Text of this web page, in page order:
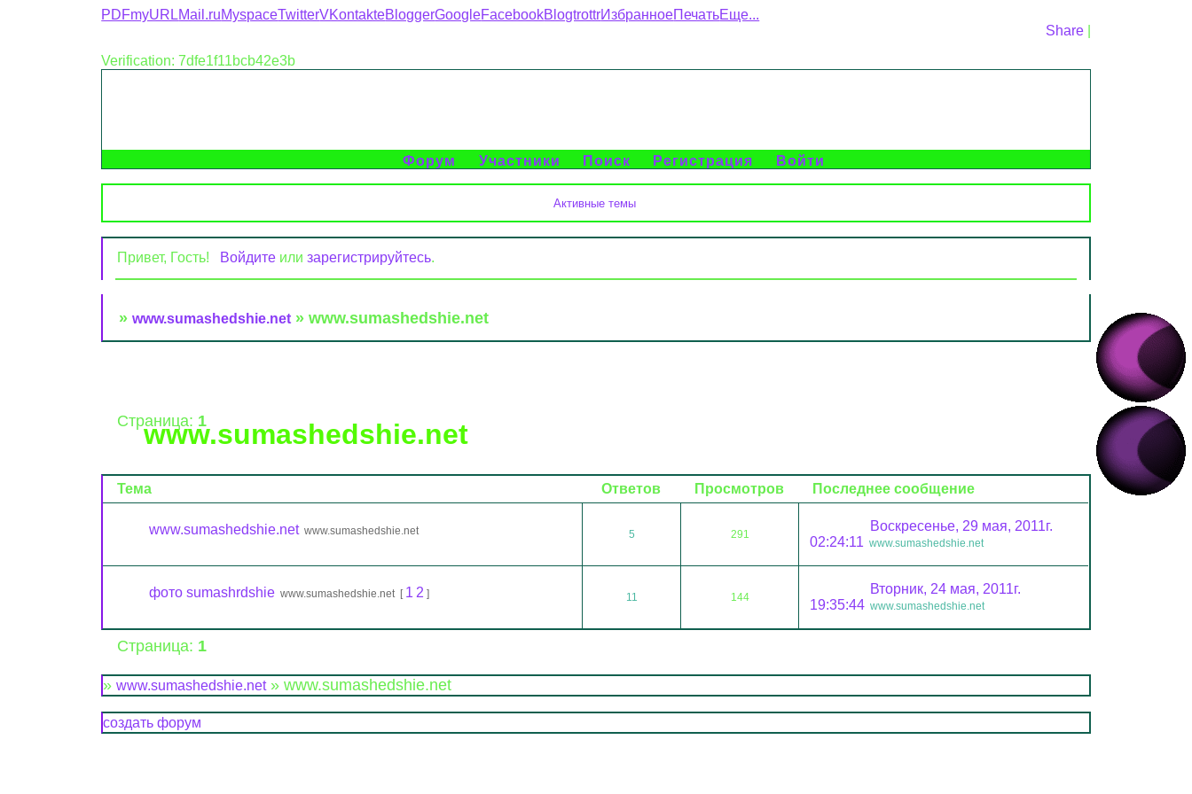
PDFmyURLMail.ruMyspaceTwitterVKontakteBloggerGoogleFacebookBlogtrottrИзбранноеПечатьЕще...
Share
Verification: 7dfe1f11bcb42e3b
Форум Участники Поиск Регистрация Войти
Активные темы
Привет, Гость! Войдите илизарегистрируйтесь.
» www.sumashedshie.net » www.sumashedshie.net
www.sumashedshie.net
Страница: 1
Тема Ответов Просмотров Последнее сообщение
www.sumashedshie.net www.sumashedshie.net 5 291
Воскресенье, 29 мая, 2011г.
02:24:11 www.sumashedshie.net
фото sumashrdshie www.sumashedshie.net [ 12 ] 11 144
Вторник, 24 мая, 2011г.
19:35:44 www.sumashedshie.net
Страница: 1
»www.sumashedshie.net »www.sumashedshie.net
создать форум